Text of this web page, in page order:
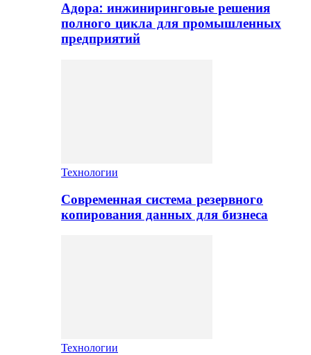
Адора: инжиниринговые решения
полного цикла для промышленных
предприятий
Технологии
Современная система резервного
копирования данных для бизнеса
Технологии